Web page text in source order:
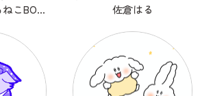
はるるーん(ぽちねこBOOKS) 佐倉はる